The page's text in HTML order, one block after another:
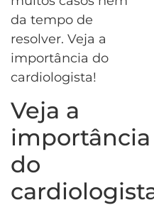
da tempo de
resolver. Veja a
importância do
cardiologista!
Veja a
importância
do